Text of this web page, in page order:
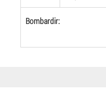
Bombardir: